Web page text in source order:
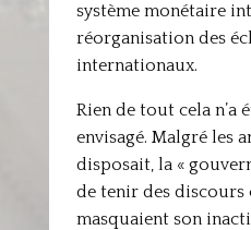
système monétaire
réorganisation des
internationaux.
Rien de tout cela n’a
envisagé. Malgré les
disposait, la «
de tenir des
masquaient son